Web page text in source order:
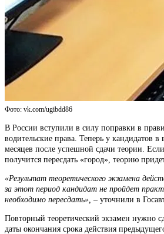
Фото: vk.com/ugibdd86
В России вступили в силу поправки в
водительские права. Теперь у кандидатов в
месяцев после успешной сдачи теории.
получится пересдать «город», теорию
«Результат теоретического экзамена
за этот период кандидат не пройдет
необходимо пересдать», – уточнили в
Повторный теоретический экзамен нужно
даты окончания срока действия